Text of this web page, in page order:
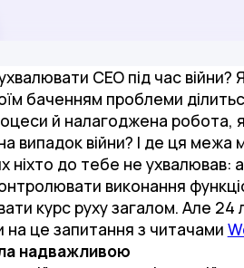
СЕО під час війни?
баченням проблеми
й налагоджена робота,
випадок війни? І де ця
ніхто до тебе не ухвалював:
виконання
курс руху загалом. Але
на це запитання з читачами
надважливою